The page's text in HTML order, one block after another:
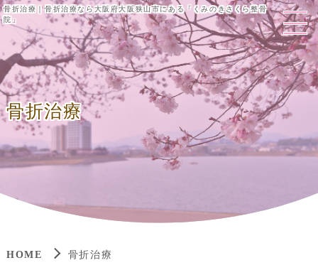
骨折治療｜骨折治療なら大阪府大阪狭山市にある「くみのきさくら整骨
院」
骨折治療
HOME 骨折治療